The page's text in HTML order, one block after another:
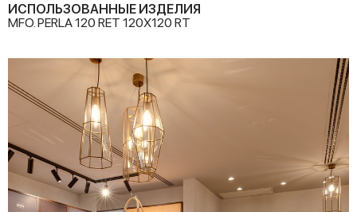
ИСПОЛЬЗОВАННЫЕ ИЗДЕЛИЯ
MFO. PERLA 120 RET 120X120 RT